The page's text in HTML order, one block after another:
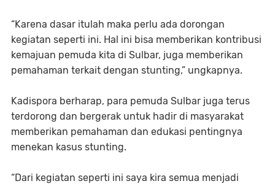
“Karena dasar itulah maka perlu ada dorongan
kegiatan seperti ini. Hal ini bisa memberikan kontribusi
kemajuan pemuda kita di Sulbar, juga memberikan
pemahaman terkait dengan stunting,” ungkapnya.
Kadispora berharap, para pemuda Sulbar juga terus
terdorong dan bergerak untuk hadir di masyarakat
memberikan pemahaman dan edukasi pentingnya
menekan kasus stunting.
“Dari kegiatan seperti ini saya kira semua menjadi